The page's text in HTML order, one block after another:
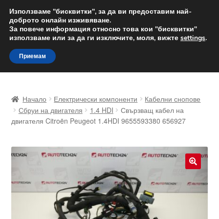
ДОСТАВКА от 12 лв.
Доставка по целия свят
Skip
to
navigation
Skip
to
content
Доставка по целия свят
За нас
Количка
Начало Електрически компоненти
Кабелни снопове
Сбруи на двигателя
1.4 HDI
Свързващ кабел на
двигателя Citroën Peugeot 1.4HDI 9655593380 656927
Използваме "бисквитки", за да ви предоставим най-
доброто онлайн изживяване.
За повече информация относно това кои "бисквитки"
използваме или за да ги изключите, моля, вижте settings.
Приемам